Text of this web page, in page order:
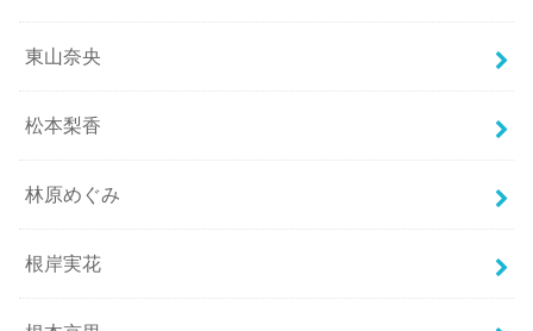
東山奈央
松本梨香
林原めぐみ
根岸実花